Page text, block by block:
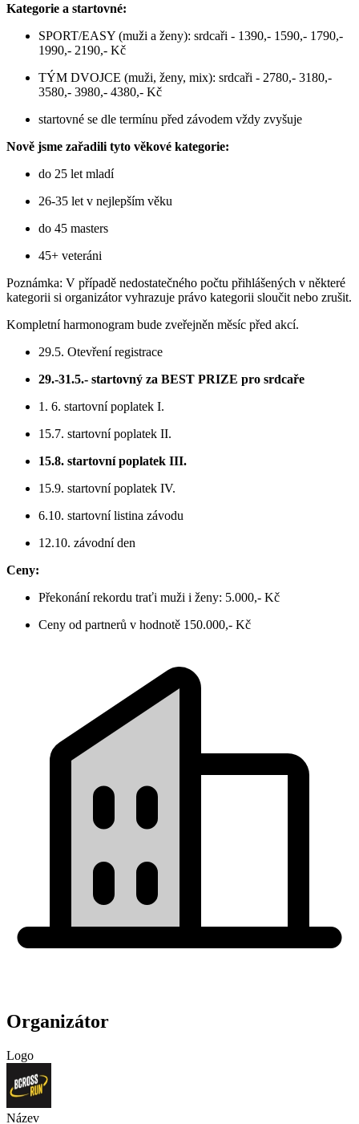
Kategorie a startovné:
SPORT/EASY (muži a ženy): srdcaři - 1390,- 1590,- 1790,-
1990,- 2190,- Kč
TÝM DVOJCE (muži, ženy, mix): srdcaři - 2780,- 3180,-
3580,- 3980,- 4380,- Kč
startovné se dle termínu před závodem vždy zvyšuje
Nově jsme zařadili tyto věkové kategorie:
do 25 let mladí
26-35 let v nejlepším věku
do 45 masters
45+ veteráni
Poznámka: V případě nedostatečného počtu přihlášených v některé
kategorii si organizátor vyhrazuje právo kategorii sloučit nebo zrušit.
Kompletní harmonogram bude zveřejněn měsíc před akcí.
29.5. Otevření registrace
29.-31.5.- startovný za BEST PRIZE pro srdcaře
1. 6. startovní poplatek I.
15.7. startovní poplatek II.
15.8. startovní poplatek III.
15.9. startovní poplatek IV.
6.10. startovní listina závodu
12.10. závodní den
Ceny:
Překonání rekordu traťi muži i ženy: 5.000,- Kč
Ceny od partnerů v hodnotě 150.000,- Kč
Organizátor
Logo
Název